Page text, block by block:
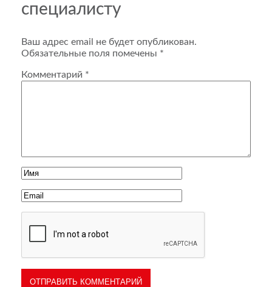
специалисту
Ваш адрес email не будет опубликован.
Обязательные поля помечены *
Комментарий *